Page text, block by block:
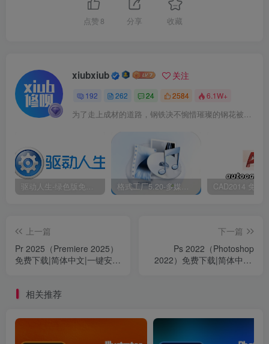
5.点击【继续】。
点赞 8 分享 收藏
xiubxiub 关注
192 262 24 2584 6.1W+
为了走上成材的道路，钢铁决不惋惜璀璨的钢花被遗弃
驱动人生-绿色版免安装|一键运行exe 格式工厂5.20-多媒体格式转换工具|免安装绿色版
上一篇
Pr 2025（Premiere 2025）
免费下载|简体中文|一键安装
下一篇
Ps 2022（Photoshop
2022）免费下载|简体中文|
相关推荐